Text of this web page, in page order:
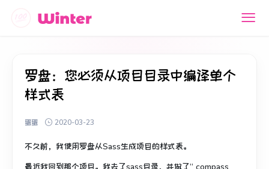
罗盘：您必须从项目目录中编译单个
样式表
蛋蛋 2020-03-23
不久前，我使用罗盘从Sass生成项目的样式表。